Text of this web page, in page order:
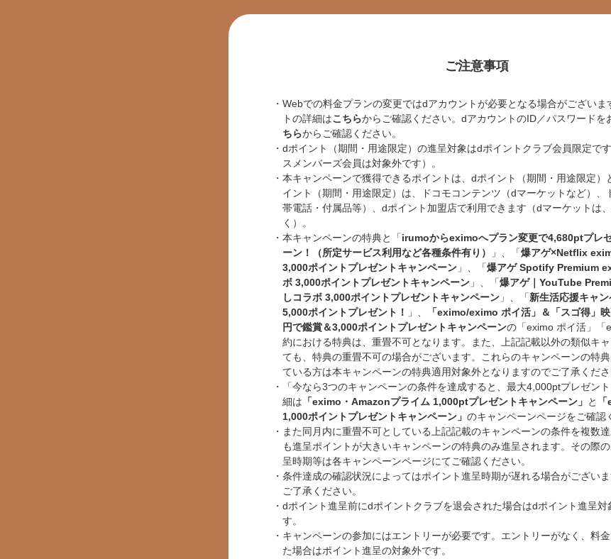
ご注意事項
Webでの料金プランの変更ではdアカウントが必要となる場合がございま
トの詳細はこちらからご確認ください。dアカウントのID／パスワードを
ちらからご確認ください。
dポイント（期間・用途限定）の進呈対象はdポイントクラブ会員限定で
スメンバーズ会員は対象外です）。
本キャンペーンで獲得できるポイントは、dポイント（期間・用途限定）
イント（期間・用途限定）は、ドコモコンテンツ（dマーケットなど）、
帯電話・付属品等）、dポイント加盟店で利用できます（dマーケットは
く）。
本キャンペーンの特典と「irumoからeximoへプラン変更で4,680ptプレ
ーン！（所定サービス利用など各種条件有り）
」、「爆アゲ×Netflix
3,000ポイントプレゼントキャンペーン 」、「爆アゲ Spotify Premium
ボ 3,000ポイントプレゼントキャンペーン 」、「爆アゲ｜YouTube
しコラボ 3,000ポイントプレゼントキャンペーン 」、「新生活応援キャ
5,000ポイントプレゼント！
」、
「eximo/eximo ポイ活」＆「スゴ得」
円で鑑賞＆3,000ポイントプレゼントキャンペーンの「eximo ポイ活」「
約における特典は、重畳不可となります。また、上記記載以外の類似キ
ても、特典の重畳不可の場合がございます。これらのキャンペーンの特
ている方は本キャンペーンの特典適用対象外となりますのでご了承くださ
「今なら3つのキャンペーンの条件を達成すると、最大4,000ptプレゼン
細は 「eximo・Amazonプライム 1,000ptプレゼントキャンペーン」 と
1,000ポイントプレゼントキャンペーン」 のキャンペーンページをご確認
また同月内に重畳不可としている上記記載のキャンペーンの条件を複数
も進呈ポイントが大きいキャンペーンの特典のみ進呈されます。その際
呈時期等は各キャンペーンページにてご確認ください。
条件達成の確認状況によってはポイント進呈時期が遅れる場合がござい
ご了承ください。
dポイント進呈前にdポイントクラブを退会された場合はdポイント進呈対
す。
キャンペーンの参加にはエントリーが必要です。エントリーがなく、料
た場合はポイント進呈の対象外です。